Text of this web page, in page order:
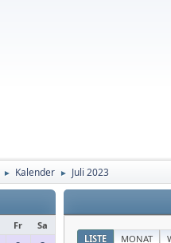
► Kalender ► Juli 2023
Fr Sa
LISTE MONAT